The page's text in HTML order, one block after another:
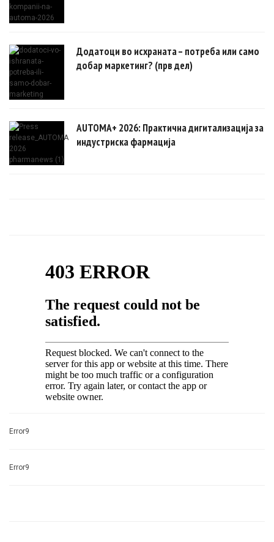
Додатоци во исхраната – потреба или само
добар маркетинг? (прв дел)
AUTOMA+ 2026: Практична дигитализација за
индустриска фармација
Error9
Error9